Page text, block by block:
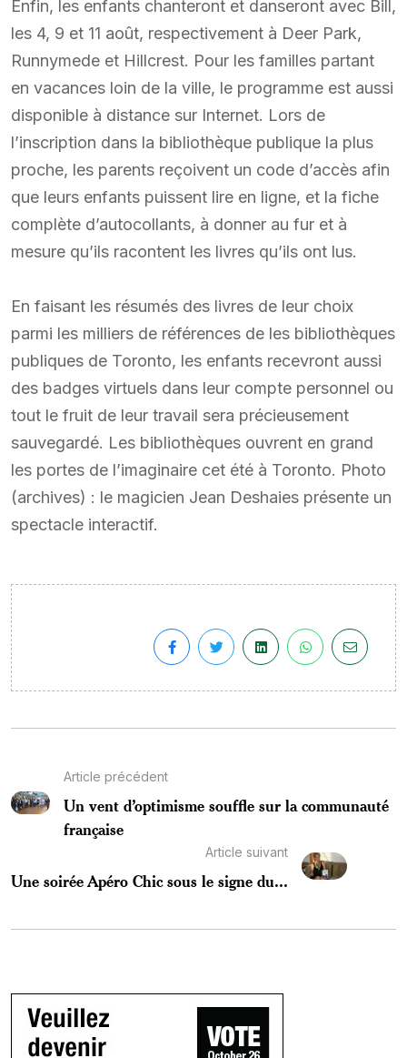
Enfin, les enfants chanteront et danseront avec Bill,
les 4, 9 et 11 août, respectivement à Deer Park,
Runnymede et Hillcrest. Pour les familles partant
en vacances loin de la ville, le programme est aussi
disponible à distance sur Internet. Lors de
l’inscription dans la bibliothèque publique la plus
proche, les parents reçoivent un code d’accès afin
que leurs enfants puissent lire en ligne, et la fiche
complète d’autocollants, à donner au fur et à
mesure qu’ils racontent les livres qu’ils ont lus.
En faisant les résumés des livres de leur choix
parmi les milliers de références de les bibliothèques
publiques de Toronto, les enfants recevront aussi
des badges virtuels dans leur compte personnel ou
tout le fruit de leur travail sera précieusement
sauvegardé. Les bibliothèques ouvrent en grand
les portes de l’imaginaire cet été à Toronto. Photo
(archives) : le magicien Jean Deshaies présente un
spectacle interactif.
Article précédent
Un vent d’optimisme souffle sur la communauté
française
Article suivant
Une soirée Apéro Chic sous le signe du...